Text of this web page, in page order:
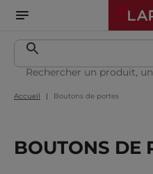
Accueil Boutons de portes
BOUTONS DE